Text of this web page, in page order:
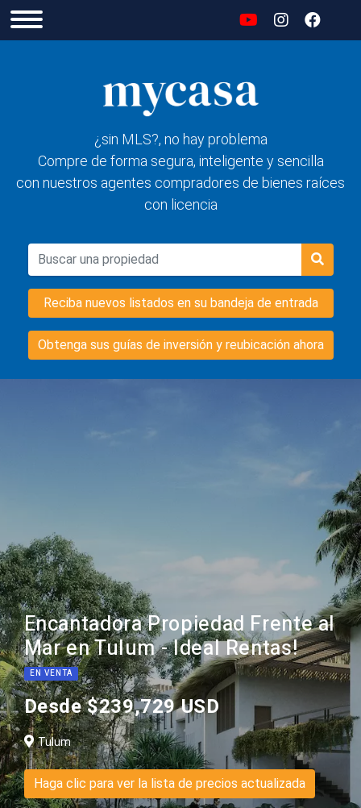
¿sin MLS?, no hay problema
Compre de forma segura, inteligente y sencilla
con nuestros agentes compradores de bienes raíces
con licencia
Reciba nuevos listados en su bandeja de entrada
Obtenga sus guías de inversión y reubicación ahora
Encantadora Propiedad Frente al
Mar en Tulum - Ideal Rentas!
EN VENTA
Desde $239,729 USD
Tulum
Haga clic para ver la lista de precios actualizada